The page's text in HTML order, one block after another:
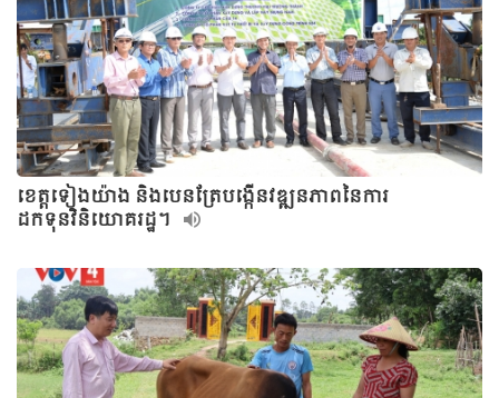
ខេត្តទៀងយ៉ាង និងបេនត្រែបង្កើនវឌ្ឍនភាពនៃការ
ដកទុនវិនិយោគរដ្ឋ។